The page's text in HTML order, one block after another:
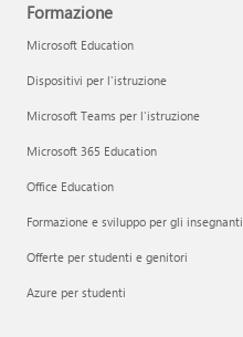
Formazione
Microsoft Education
Dispositivi per l'istruzione
Microsoft Teams per l'istruzione
Microsoft 365 Education
Office Education
Formazione e sviluppo per gli insegnanti
Offerte per studenti e genitori
Azure per studenti